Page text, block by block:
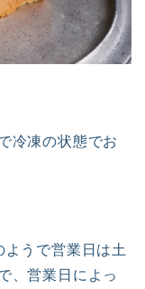
冷凍の状態でお
ようで営業日は土
、営業日によっ